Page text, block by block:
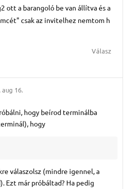
ott a barangoló be van állítva és a
csak az invitelhez nemtom h
Válasz
aug 16.
hogy beírod terminálba
hogy
válaszolsz (mindre igennel, a
már próbáltad? Ha pedig